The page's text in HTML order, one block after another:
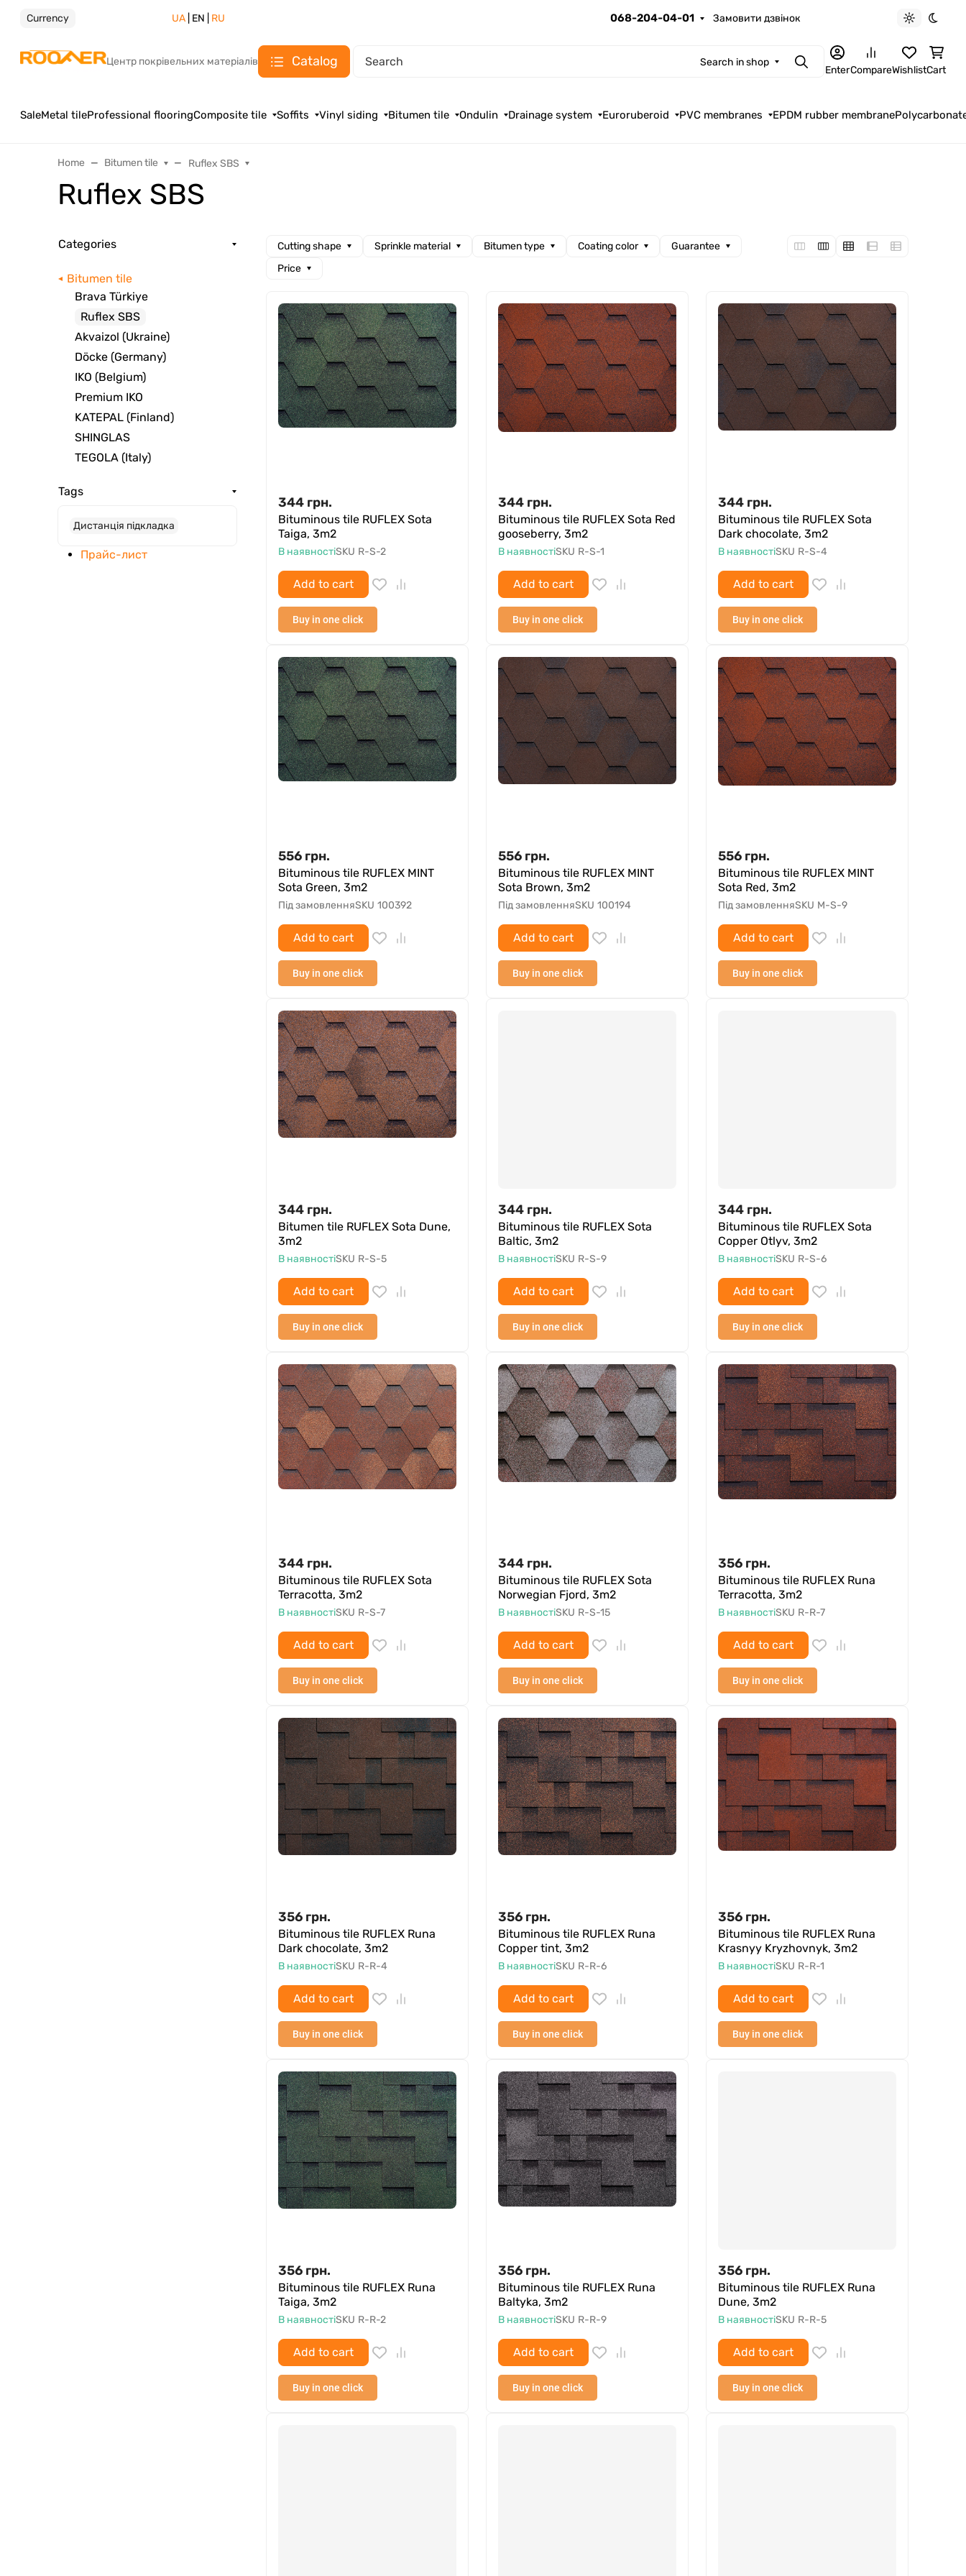
Currency UA| EN | RU 068-204-04-01 Замовити дзвінок
Light theme
Dark
Центр покрівельних матеріалів Catalog Search in shop SearchEnterCompareWishlistCart
SaleMetal tileProfessional flooringComposite tile Soffits Vinyl siding Bitumen tile Ondulin Drainage system Euroruberoid PVC membranes EPDM rubber membrane
Home Bitumen tile Ruflex SBS
Ruflex SBS
Categories
Bitumen tile
Brava Türkiye
Ruflex SBS
Akvaizol (Ukraine)
Döcke (Germany)
IKO (Belgium)
Premium IKO
KATEPAL (Finland)
SHINGLAS
TEGOLA (Italy)
Tags
Дистанція підкладка
Прайс-лист
Cutting shape Sprinkle material Bitumen type Coating color
Guarantee
Price
344 грн.
Bituminous tile RUFLEX Sota
Taiga, 3m2
В наявностіSKU R-S-2
Add to cart
Buy in one click
344 грн.
Bituminous tile RUFLEX Sota Red
gooseberry, 3m2
В наявностіSKU R-S-1
Add to cart
Buy in one click
344 грн.
Bituminous tile RUFLEX Sota
Dark chocolate, 3m2
В наявностіSKU R-S-4
Add to cart
Buy in one click
556 грн.
Bituminous tile RUFLEX MINT
Sota Green, 3m2
Під замовленняSKU 100392
Add to cart
Buy in one click
556 грн.
Bituminous tile RUFLEX MINT
Sota Brown, 3m2
Під замовленняSKU 100194
Add to cart
Buy in one click
556 грн.
Bituminous tile RUFLEX MINT
Sota Red, 3m2
Під замовленняSKU M-S-9
Add to cart
Buy in one click
344 грн.
Bitumen tile RUFLEX Sota Dune,
3m2
В наявностіSKU R-S-5
Add to cart
Buy in one click
344 грн.
Bituminous tile RUFLEX Sota
Baltic, 3m2
В наявностіSKU R-S-9
Add to cart
Buy in one click
344 грн.
Bituminous tile RUFLEX Sota
Copper Otlyv, 3m2
В наявностіSKU R-S-6
Add to cart
Buy in one click
344 грн.
Bituminous tile RUFLEX Sota
Terracotta, 3m2
В наявностіSKU R-S-7
Add to cart
Buy in one click
344 грн.
Bituminous tile RUFLEX Sota
Norwegian Fjord, 3m2
В наявностіSKU R-S-15
Add to cart
Buy in one click
356 грн.
Bituminous tile RUFLEX Runa
Terracotta, 3m2
В наявностіSKU R-R-7
Add to cart
Buy in one click
356 грн.
Bituminous tile RUFLEX Runa
Dark chocolate, 3m2
В наявностіSKU R-R-4
Add to cart
Buy in one click
356 грн.
Bituminous tile RUFLEX Runa
Copper tint, 3m2
В наявностіSKU R-R-6
Add to cart
Buy in one click
356 грн.
Bituminous tile RUFLEX Runa
Krasnyy Kryzhovnyk, 3m2
В наявностіSKU R-R-1
Add to cart
Buy in one click
356 грн.
Bituminous tile RUFLEX Runa
Taiga, 3m2
В наявностіSKU R-R-2
Add to cart
Buy in one click
356 грн.
Bituminous tile RUFLEX Runa
Baltyka, 3m2
В наявностіSKU R-R-9
Add to cart
Buy in one click
356 грн.
Bituminous tile RUFLEX Runa
Dune, 3m2
В наявностіSKU R-R-5
Add to cart
Buy in one click